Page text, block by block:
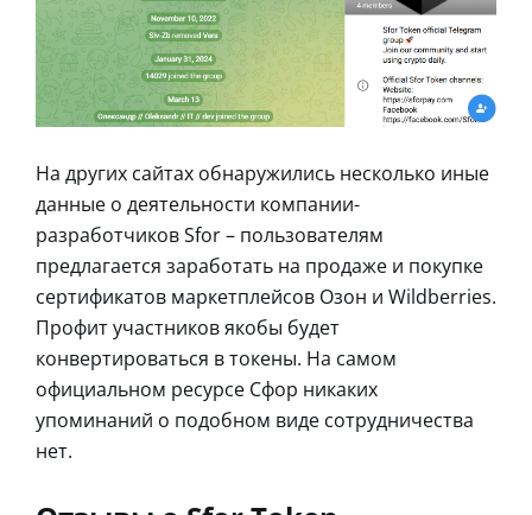
На других сайтах обнаружились несколько иные
данные о деятельности компании-
разработчиков Sfor – пользователям
предлагается заработать на продаже и покупке
сертификатов маркетплейсов Озон и Wildberries.
Профит участников якобы будет
конвертироваться в токены. На самом
официальном ресурсе Сфор никаких
упоминаний о подобном виде сотрудничества
нет.